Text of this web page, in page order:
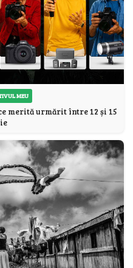
MEU
merită urmărit între 12 și 15